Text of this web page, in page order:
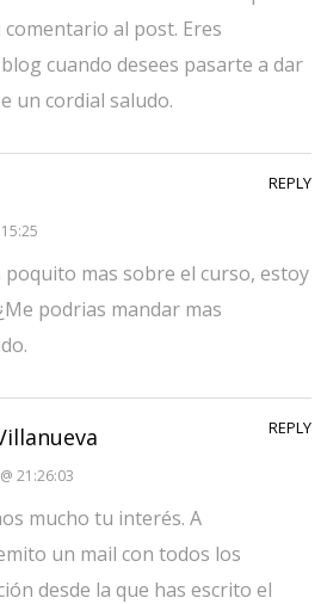
al post. Eres
cuando desees pasarte a dar
un cordial saludo.
mas sobre el curso, estoy
podrias mandar mas
REPLY
@ 21:26:03
mucho tu interés. A
un mail con todos los
desde la que has escrito el
REPLY